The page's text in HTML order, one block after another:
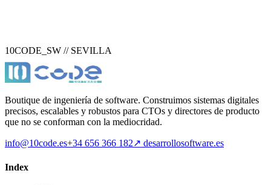
10CODE_SW // SEVILLA
Boutique de ingeniería de software. Construimos sistemas digitales
precisos, escalables y robustos para CTOs y directores de producto
que no se conforman con la mediocridad.
info@10code.es+34 656 366 182↗ desarrollosoftware.es
Index